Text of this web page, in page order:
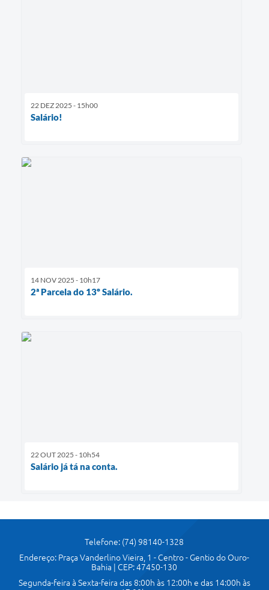
22 DEZ 2025 - 15h00
Salário!
14 NOV 2025 - 10h17
2ª Parcela do 13º Salário.
22 OUT 2025 - 10h54
Salário já tá na conta.
Telefone: (74) 98140-1328
Endereço: Praça Vanderlino Vieira, 1 - Centro - Gentio do Ouro-
Bahia | CEP: 47450-130
Segunda-feira à Sexta-feira das 8:00h às 12:00h e das 14:00h às